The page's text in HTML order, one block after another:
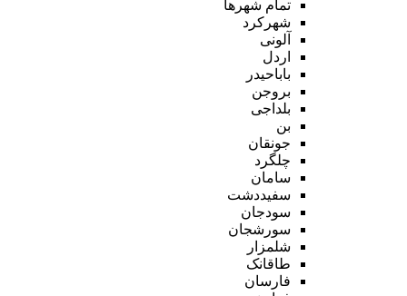
تمام شهر‌ها
شهرکرد
آلونی
اردل
باباحیدر
بروجن
بلداجی
بن
جونقان
چلگرد
سامان
سفیددشت
سودجان
سورشجان
شلمزار
طاقانک
فارسان